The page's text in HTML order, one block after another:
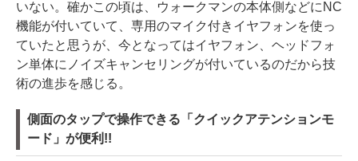
いない。確かこの頃は、ウォークマンの本体側などにNC
機能が付いていて、専用のマイク付きイヤフォンを使っ
ていたと思うが、今となってはイヤフォン、ヘッドフォ
ン単体にノイズキャンセリングが付いているのだから技
術の進歩を感じる。
側面のタップで操作できる「クイックアテンションモ
ード」が便利!!